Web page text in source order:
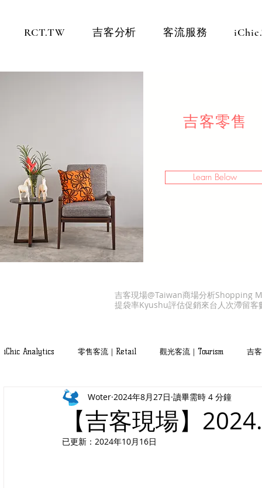
RCT.TW 吉客分析 客流服務
吉客零售
Learn Below
吉客現場@Taiwan商場分析Shopping
提袋率Kyushu評估促銷來台人次滯留客
iChic Analytics 零售客流｜Retail 觀光客流｜Tourism 吉
吉客服務｜iChic Values
【吉客現場】
Woter 2024年8月27日 讀畢需時 4 分鐘
已更新： 2024年10月16日